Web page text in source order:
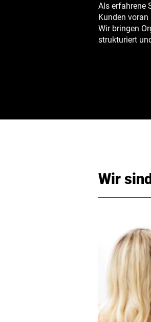
Als erfahrene
Kunden
Wir bringen
strukturiert
Wir